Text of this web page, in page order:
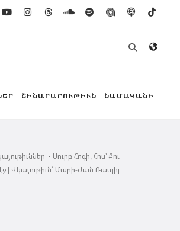
ՇԻՆԱՐԱՐՈՒԹԻՒՆ ՆԱՄԱԿԱՆԻ
Սուրբ Հոգի, Հոս՝ Քու
| Վկայութիւն՝ Մարի-Ժան Ռապիլ